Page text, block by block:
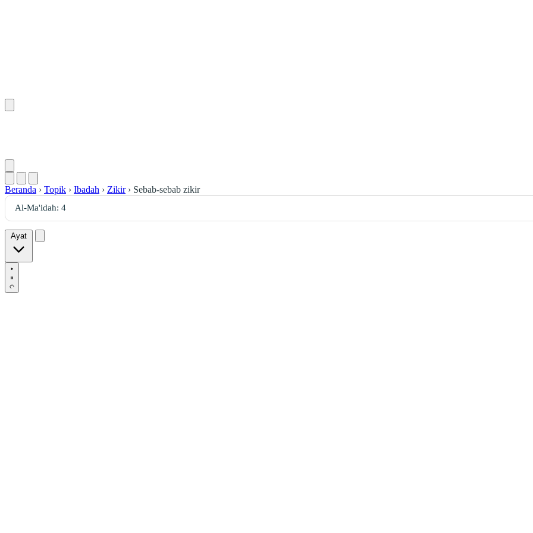
Beranda › Topik › Ibadah › Zikir › Sebab-sebab zikir
Ayat